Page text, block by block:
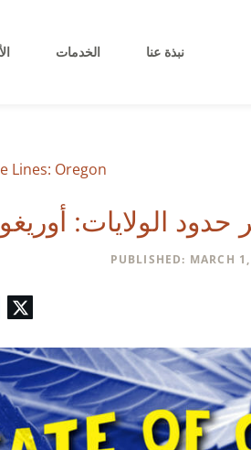
نبذة عنا الخدمات
Lines: Oregon
PUBLISHED: MARCH
الإلكتروني
تعليق